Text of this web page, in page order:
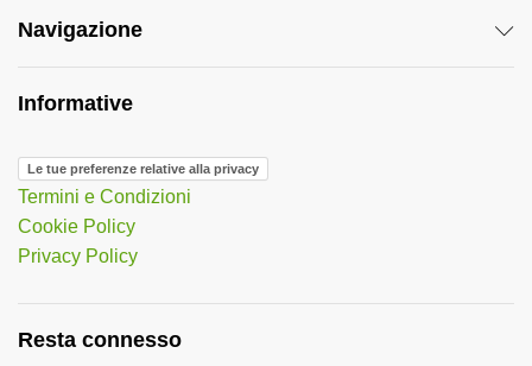
Navigazione
Informative
Le tue preferenze relative alla privacy
Termini e Condizioni
Cookie Policy
Privacy Policy
Resta connesso